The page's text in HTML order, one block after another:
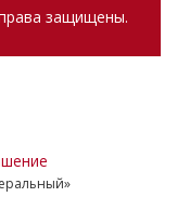
защищены.